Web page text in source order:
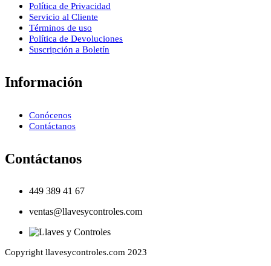
Política de Privacidad
Servicio al Cliente
Términos de uso
Política de Devoluciones
Suscripción a Boletín
Información
Conócenos
Contáctanos
Contáctanos
449 389 41 67
ventas@llavesycontroles.com
Copyright llavesycontroles.com 2023